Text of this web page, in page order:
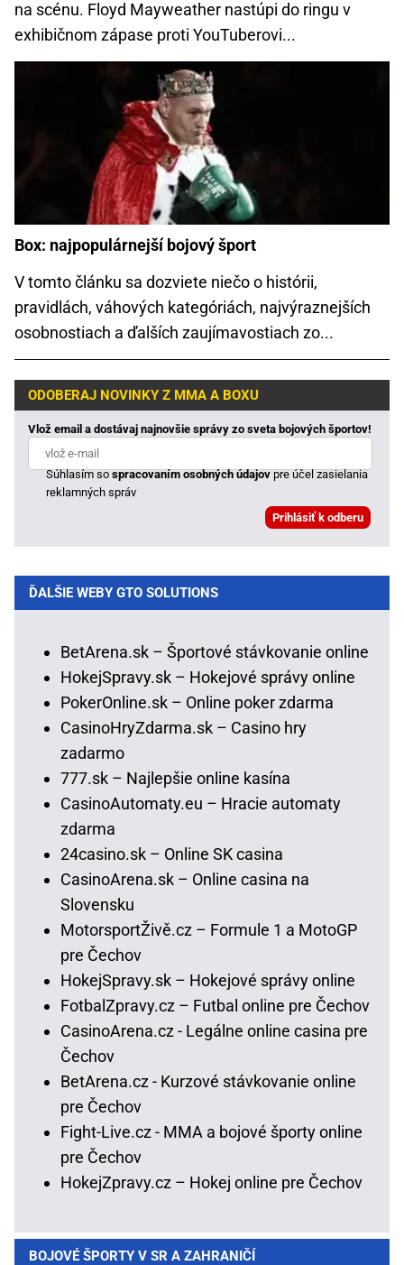
na scénu. Floyd Mayweather nastúpi do ringu v
exhibičnom zápase proti YouTuberovi...
Box: najpopulárnejší bojový šport
V tomto článku sa dozviete niečo o histórii,
pravidlách, váhových kategóriách, najvýraznejších
osobnostiach a ďalších zaujímavostiach zo...
ODOBERAJ NOVINKY Z MMA A BOXU
Vlož email a dostávaj najnovšie správy zo sveta bojových športov!
Súhlasím sospracovaním osobných údajovpre účel zasielania
reklamných správ
ĎALŠIE WEBY GTO SOLUTIONS
BetArena.sk – Športové stávkovanie online
HokejSpravy.sk – Hokejové správy online
PokerOnline.sk – Online poker zdarma
CasinoHryZdarma.sk – Casino hry
zadarmo
777.sk – Najlepšie online kasína
CasinoAutomaty.eu – Hracie automaty
zdarma
24casino.sk – Online SK casina
CasinoArena.sk – Online casina na
Slovensku
MotorsportŽivě.cz – Formule 1 a MotoGP
pre Čechov
HokejSpravy.sk – Hokejové správy online
FotbalZpravy.cz – Futbal online pre Čechov
CasinoArena.cz - Legálne online casina pre
Čechov
BetArena.cz - Kurzové stávkovanie online
pre Čechov
Fight-Live.cz - MMA a bojové športy online
pre Čechov
HokejZpravy.cz – Hokej online pre Čechov
BOJOVÉ ŠPORTY V SR A ZAHRANIČÍ